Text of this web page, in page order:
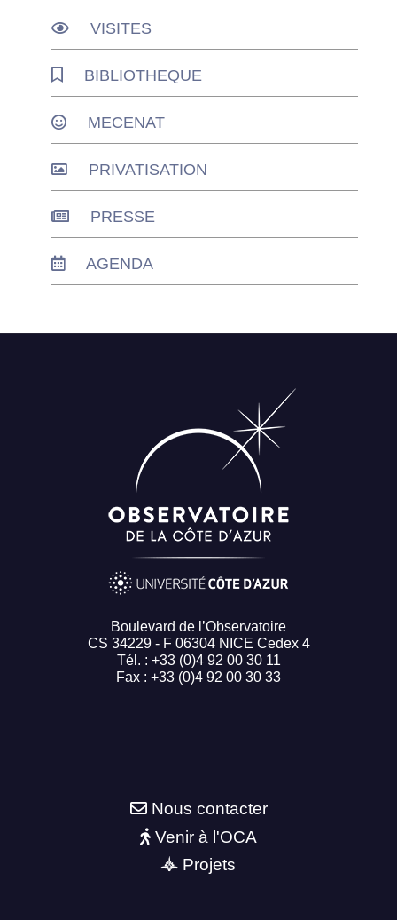
VISITES
BIBLIOTHEQUE
MECENAT
PRIVATISATION
PRESSE
AGENDA
Boulevard de l’Observatoire
CS 34229 - F 06304 NICE Cedex 4
Tél. : +33 (0)4 92 00 30 11
Fax : +33 (0)4 92 00 30 33
Nous contacter
Venir à l'OCA
Projets